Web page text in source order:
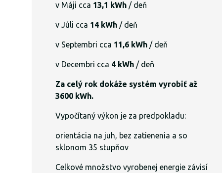
v Máji cca 13,1 kWh / deň
v Júli cca 14 kWh / deň
v Septembri cca 11,6 kWh / deň
v Decembri cca 4 kWh / deň
Za celý rok dokáže systém vyrobiť až
3600 kWh.
Vypočítaný výkon je za predpokladu:
orientácia na juh, bez zatienenia a so
sklonom 35 stupňov
Celkové množstvo vyrobenej energie závisí